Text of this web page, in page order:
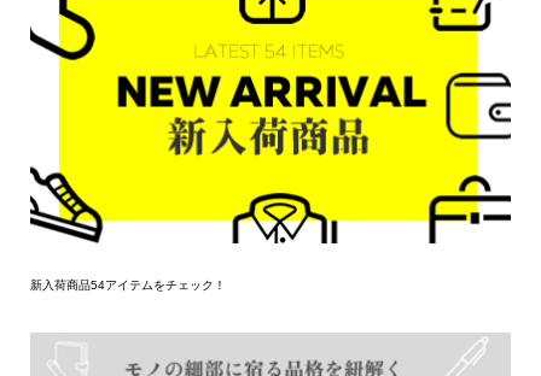
新入荷商品54アイテムをチェック！